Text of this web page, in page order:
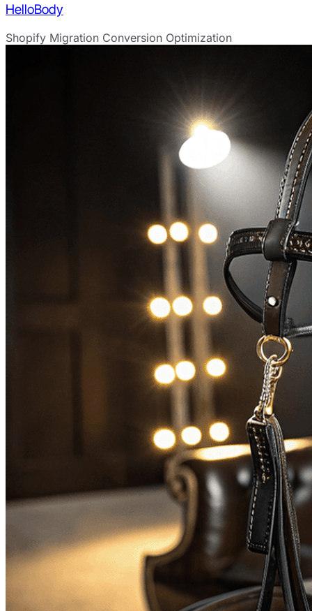
HelloBody
Shopify Migration Conversion Optimization